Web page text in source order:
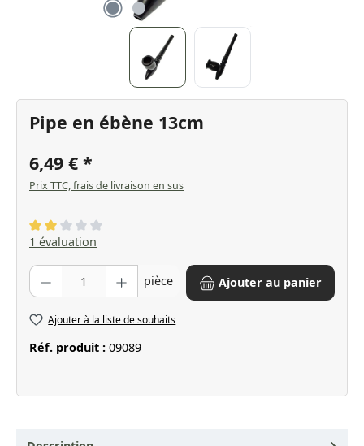
Pipe en ébène 13cm
6,49 €
Prix TTC, frais de livraison en sus
Note moyenne de 2 sur 5 étoiles
1 évaluation
Quantité de produit : Entrez la quantité souhaitée ou utilisez les
pièce Ajouter au panier
Ajouter à la liste de souhaits
Réf. produit : 09089